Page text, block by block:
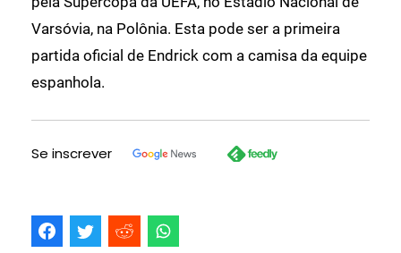
Varsóvia, na Polônia. Esta pode ser a primeira
partida oficial de Endrick com a camisa da equipe
espanhola.
Se inscrever